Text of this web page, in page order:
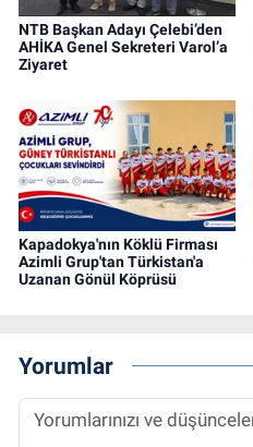
NTB Başkan Adayı Çelebi’den
AHİKA Genel Sekreteri Varol’a
Ziyaret
Kapadokya'nın Köklü Firması
Azimli Grup'tan Türkistan'a
Uzanan Gönül Köprüsü
Yorumlar